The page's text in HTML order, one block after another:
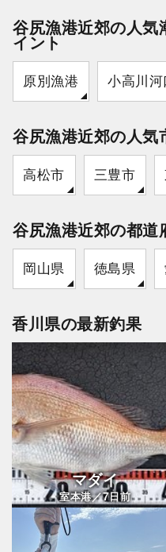
谷尻漁港近郊の人気
イント
原別漁港 小高川河
谷尻漁港近郊の人気
高松市 三豊市
谷尻漁港近郊の都道
岡山県 徳島県
香川県の最新釣果
マダイ
室本港／7日前